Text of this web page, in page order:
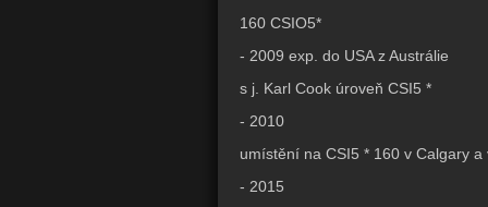
160 CSIO5*
- 2009 exp. do USA z Austrálie
s j. Karl Cook úroveň CSI5 *
- 2010
umístění na CSI5 * 160 v Calgary a
- 2015